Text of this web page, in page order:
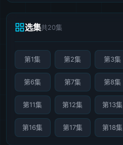
选集共20集
第1集 第2集 第3集
第6集 第7集 第8集
第11集 第12集 第13集
第16集 第17集 第18集